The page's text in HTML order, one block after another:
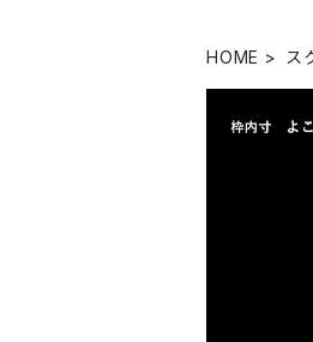
HOME ス
スクリー